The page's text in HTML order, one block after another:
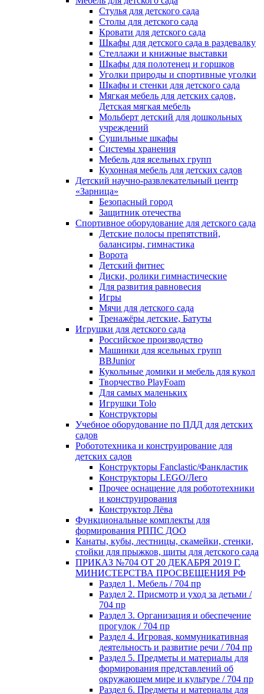
Стулья для детского сада
Столы для детского сада
Кровати для детского сада
Шкафы для детского сада в раздевалку
Стеллажи и книжные выставки
Шкафы для полотенец и горшков
Уголки природы и спортивные уголки
Шкафы и стенки для детского сада
Мягкая мебель для детских садов,
Детская мягкая мебель
Мольберт детский для дошкольных
учреждений
Сушильные шкафы
Системы хранения
Мебель для ясельных групп
Кухонная мебель для детских садов
Детский научно-развлекательный центр
«Зарница»
Безопасный город
Защитник отечества
Спортивное оборудование для детского сада
Детские полосы препятствий,
балансиры, гимнастика
Ворота
Детский фитнес
Диски, ролики гимнастические
Для развития равновесия
Игры
Мячи для детского сада
Тренажёры детские, Батуты
Игрушки для детского сада
Российское производство
Машинки для ясельных групп
BBJunior
Кукольные домики и мебель для кукол
Творчество PlayFoam
Для самых маленьких
Игрушки Tolo
Конструкторы
Учебное оборудование по ПДД для детских
садов
Робототехника и конструирование для
детских садов
Конструкторы Fanclastic/Фанкластик
Конструкторы LEGO/Лего
Прочее оснащение для робототехники
и конструирования
Конструктор Лёва
Функциональные комплекты для
формирования РППС ДОО
Канаты, кубы, лестницы, скамейки, стенки,
стойки для прыжков, щиты для детского сада
ПРИКАЗ №704 ОТ 20 ДЕКАБРЯ 2019 Г.
МИНИСТЕРСТВА ПРОСВЕЩЕНИЯ РФ
Раздел 1. Мебель / 704 пр
Раздел 2. Присмотр и уход за детьми /
704 пр
Раздел 3. Организация и обеспечение
прогулок / 704 пр
Раздел 4. Игровая, коммуникативная
деятельность и развитие речи / 704 пр
Раздел 5. Предметы и материалы для
формирования представлений об
окружающем мире и культуре / 704 пр
Раздел 6. Предметы и материалы для